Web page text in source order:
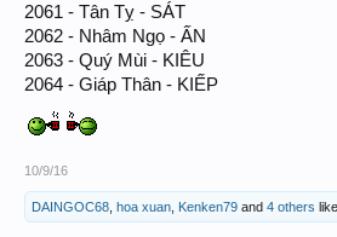
2061 - Tân Tỵ - SÁT
2062 - Nhâm Ngọ - ẤN
2063 - Quý Mùi - KIÊU
2064 - Giáp Thân - KIẾP
10/9/16
DAINGOC68 hoa xuan Kenken79 and 4 others